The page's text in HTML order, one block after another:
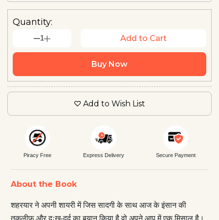
Quantity:
1 Add to Cart
Buy Now
Add to Wish List
Piracy Free Express Delivery Secure Payment
About the Book
शहरयार ने अपनी शायरी में जिस सादगी के साथ आज के इंसान की
तकलीफ़ और दुःख-दर्द का बयान किया है वो अपने आप में एक मिसाल है।